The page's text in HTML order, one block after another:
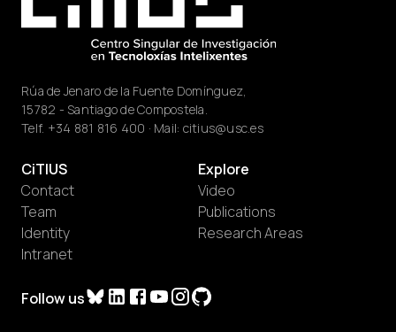
Rúa de Jenaro de la Fuente Domínguez,
15782 - Santiago de Compostela.
Telf. +34 881 816 400 · Mail: citius@usc.es
Follow us
CiTIUS
Contact
Team
Identity
Intranet
Explore
Video
Publications
Research Areas